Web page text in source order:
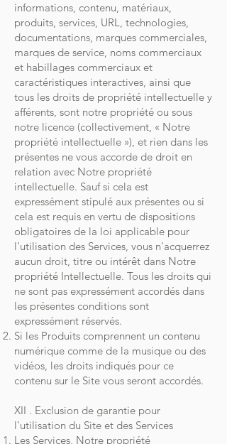
informations, contenu, matériaux,
produits, services, URL, technologies,
documentations, marques commerciales,
marques de service, noms commerciaux
et habillages commerciaux et
caractéristiques interactives, ainsi que
tous les droits de propriété intellectuelle y
afférents, sont notre propriété ou sous
notre licence (collectivement, « Notre
propriété intellectuelle »), et rien dans les
présentes ne vous accorde de droit en
relation avec Notre propriété
intellectuelle. Sauf si cela est
expressément stipulé aux présentes ou si
cela est requis en vertu de dispositions
obligatoires de la loi applicable pour
l'utilisation des Services, vous n'acquerrez
aucun droit, titre ou intérêt dans Notre
propriété Intellectuelle. Tous les droits qui
ne sont pas expressément accordés dans
les présentes conditions sont
expressément réservés.
Si les Produits comprennent un contenu
numérique comme de la musique ou des
vidéos, les droits indiqués pour ce
contenu sur le Site vous seront accordés.
XII . Exclusion de garantie pour
l'utilisation du Site et des Services
Les Services, Notre propriété